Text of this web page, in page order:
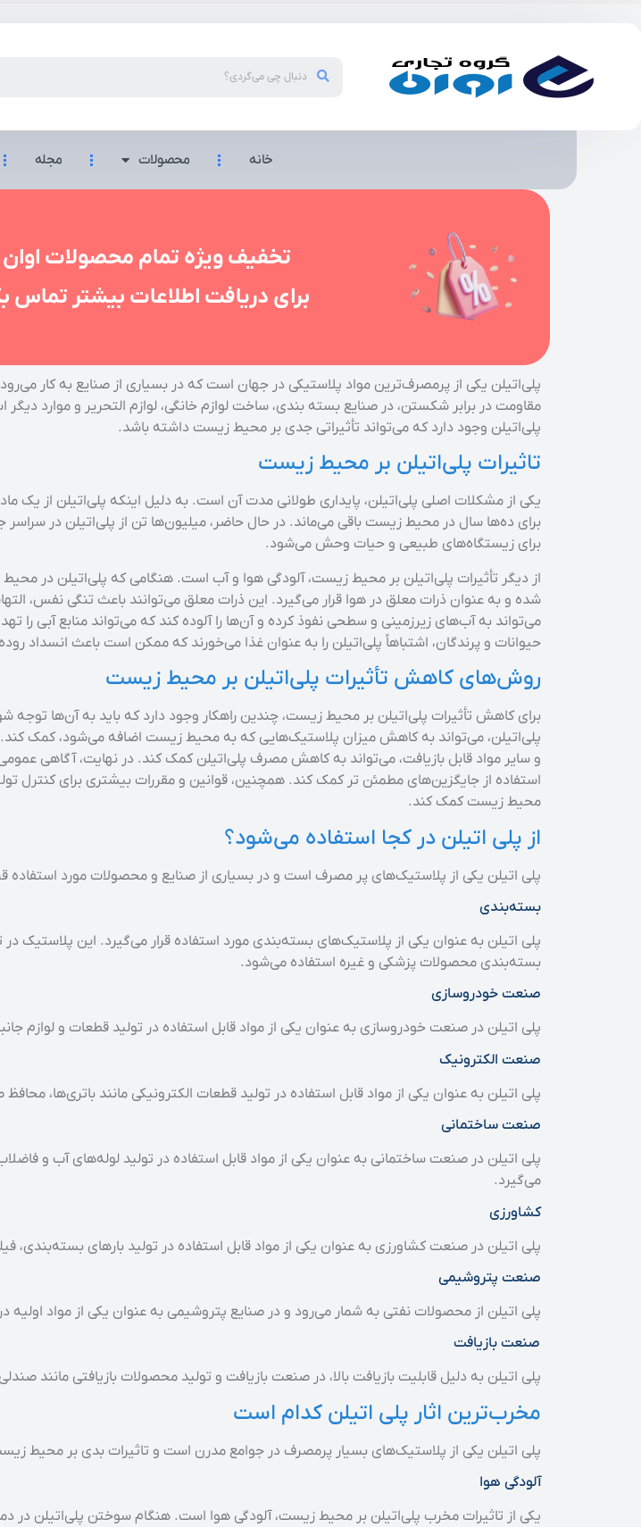
خانه محصولات مجله
تخفیف ویژه تمام محصولات
برای دریافت اطلاعات بیشتر تماس
پلی‌اتیلن یکی از پرمصرف‌ترین مواد پلاستیکی در جهان است که در بسیاری از صنایع به کار
مقاومت در برابر شکستن، در صنایع بسته بندی، ساخت لوازم خانگی، لوازم التحریر و موارد
پلی‌اتیلن وجود دارد که می‌تواند تأثیراتی جدی بر محیط زیست داشته باشد.
تاثیرات پلی‌اتیلن بر محیط زیست
یکی از مشکلات اصلی پلی‌اتیلن، پایداری طولانی مدت آن است. به دلیل اینکه پلی‌اتیلن از
برای ده‌ها سال در محیط زیست باقی می‌ماند. در حال حاضر، میلیون‌ها تن از پلی‌اتیلن در
برای زیستگاه‌های طبیعی و حیات وحش می‌شود.
شده و به عنوان ذرات معلق در هوا قرار می‌گیرد. این ذرات معلق می‌توانند باعث تنگی نفس،
می‌تواند به آب‌های زیرزمینی و سطحی نفوذ کرده و آن‌ها را آلوده کند که می‌تواند منابع آبی را
حیوانات و پرندگان، اشتباهاً پلی‌اتیلن را به عنوان غذا می‌خورند که ممکن است باعث انسداد
روش‌های کاهش تأثیرات پلی‌اتیلن بر محیط زیست
برای کاهش تأثیرات پلی‌اتیلن بر محیط زیست، چندین راهکار وجود دارد که باید به آن‌ها توجه
پلی‌اتیلن، می‌تواند به کاهش میزان پلاستیک‌هایی که به محیط زیست اضافه می‌شود، کمک کند.
و سایر مواد قابل بازیافت، می‌تواند به کاهش مصرف پلی‌اتیلن کمک کند. در نهایت، آگاهی
استفاده از جایگزین‌های مطمئن تر کمک کند. همچنین، قوانین و مقررات بیشتری برای کنترل
محیط زیست کمک کند.
از پلی اتیلن در کجا استفاده می‌شود؟
پلی اتیلن یکی از پلاستیک‌های پر مصرف است و در بسیاری از صنایع و محصولات مورد استفاده
بسته‌بندی
پلی اتیلن به عنوان یکی از پلاستیک‌های بسته‌بندی مورد استفاده قرار می‌گیرد. این پلاستیک
بسته‌بندی محصولات پزشکی و غیره استفاده می‌شود.
صنعت خودروسازی
پلی اتیلن در صنعت خودروسازی به عنوان یکی از مواد قابل استفاده در تولید قطعات و لوازم
صنعت الکترونیک
پلی اتیلن به عنوان یکی از مواد قابل استفاده در تولید قطعات الکترونیکی مانند باتری‌ها،
صنعت ساختمانی
پلی اتیلن در صنعت ساختمانی به عنوان یکی از مواد قابل استفاده در تولید لوله‌های آب و
می‌گیرد.
کشاورزی
پلی اتیلن در صنعت کشاورزی به عنوان یکی از مواد قابل استفاده در تولید بارهای بسته‌بندی،
صنعت پتروشیمی
پلی اتیلن از محصولات نفتی به شمار می‌رود و در صنایع پتروشیمی به عنوان یکی از مواد اولیه
صنعت بازیافت
پلی اتیلن به دلیل قابلیت بازیافت بالا، در صنعت بازیافت و تولید محصولات بازیافتی مانند
مخرب‌ترین اثار پلی اتیلن کدام است
پلی اتیلن یکی از پلاستیک‌های بسیار پرمصرف در جوامع مدرن است و تاثیرات بدی بر محیط
آلودگی هوا
یکی از تاثیرات مخرب پلی‌اتیلن بر محیط زیست، آلودگی هوا است. هنگام سوختن پلی‌اتیلن در